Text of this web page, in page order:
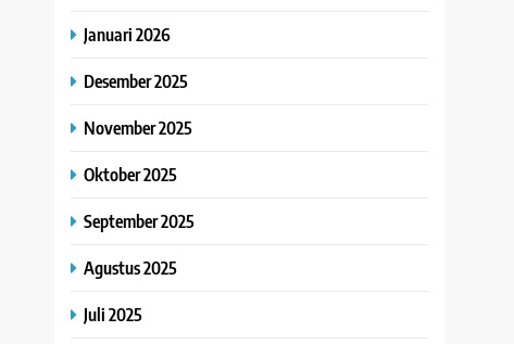
Januari 2026
Desember 2025
November 2025
Oktober 2025
September 2025
Agustus 2025
Juli 2025